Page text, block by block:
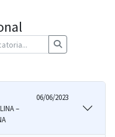
–
06/06/2023